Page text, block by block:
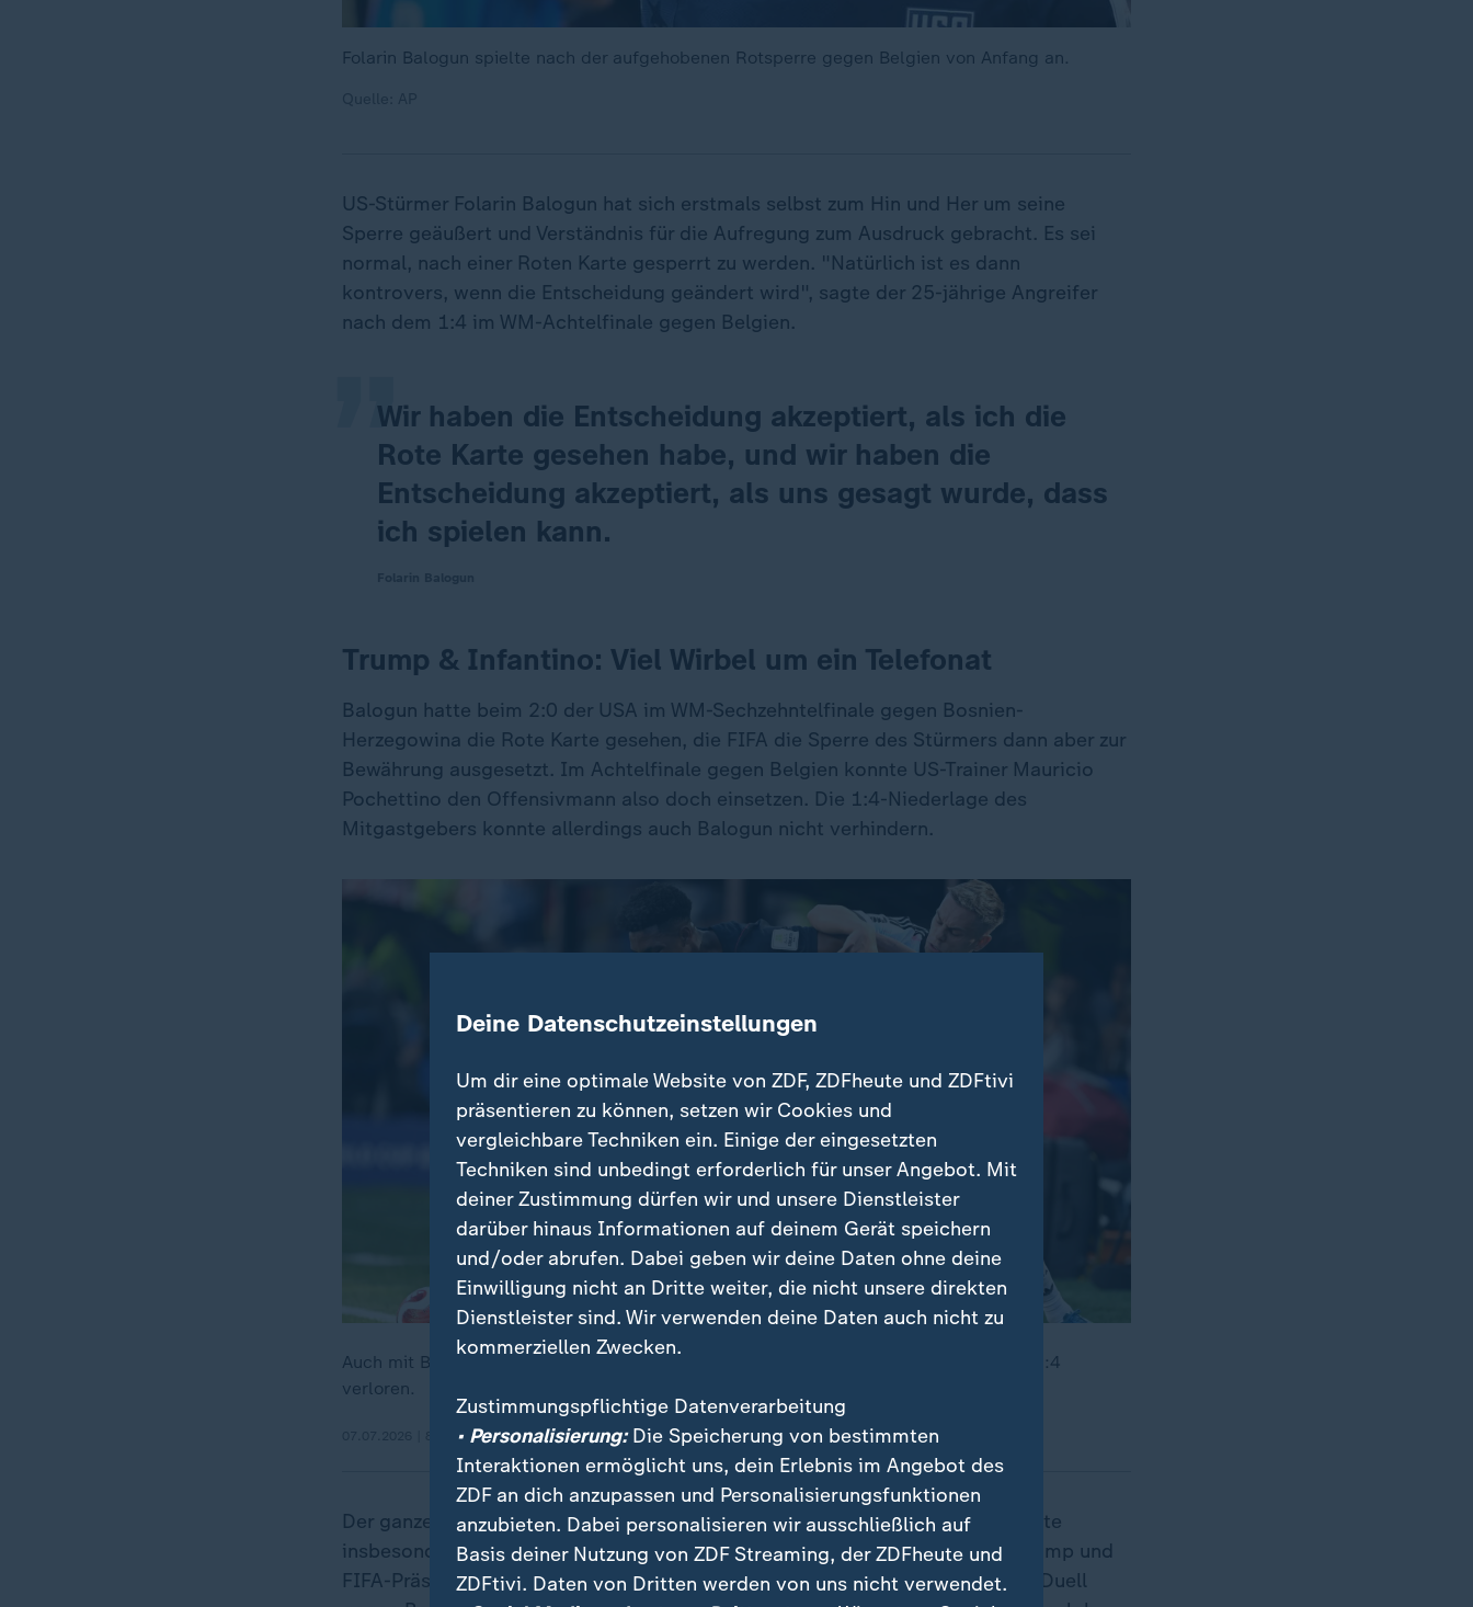
Folarin Balogun spielte nach der aufgehobenen Rotsperre gegen Belgien von Anfang an.
US-Stürmer Folarin Balogun hat sich erstmals selbst zum Hin und Her um seine
Sperre geäußert und Verständnis für die Aufregung zum Ausdruck gebracht. Es sei
normal, nach einer Roten Karte gesperrt zu werden. "Natürlich ist es dann
kontrovers, wenn die Entscheidung geändert wird", sagte der 25-jährige Angreifer
nach dem 1:4 im WM-Achtelfinale gegen Belgien.
Wir haben die Entscheidung akzeptiert, als ich die
Rote Karte gesehen habe, und wir haben die
Entscheidung akzeptiert, als uns gesagt wurde, dass
ich spielen kann.
„
Trump & Infantino: Viel Wirbel um ein Telefonat
Balogun hatte beim 2:0 der USA im WM-Sechzehntelfinale gegen Bosnien-
Herzegowina die Rote Karte gesehen, die FIFA die Sperre des Stürmers dann aber zur
Bewährung ausgesetzt. Im Achtelfinale gegen Belgien konnte US-Trainer Mauricio
Pochettino den Offensivmann also doch einsetzen. Die 1:4-Niederlage des
Mitgastgebers konnte allerdings auch Balogun nicht verhindern.
Auch mit Balogun in der Startelf haben die USA das Achtelfinale gegen Belgien mit 1:4
verloren.
07.07.2026 | 8:45 min
Der ganze Vorgang hatte für reichlich Wirbel gesorgt. Für harsche Kritik sorgte
insbesondere, dass es zuvor ein Telefonat zwischen US-Präsident Donald Trump und
FIFA-Präsident Gianni Infantino gegeben hatte. Balogun hatte sich vor dem Duell
Deine Datenschutzeinstellungen
Um dir eine optimale Website von ZDF, ZDFheute und ZDFtivi
präsentieren zu können, setzen wir Cookies und
vergleichbare Techniken ein. Einige der eingesetzten
Techniken sind unbedingt erforderlich für unser Angebot. Mit
deiner Zustimmung dürfen wir und unsere Dienstleister
darüber hinaus Informationen auf deinem Gerät speichern
und/oder abrufen. Dabei geben wir deine Daten ohne deine
Einwilligung nicht an Dritte weiter, die nicht unsere direkten
Dienstleister sind. Wir verwenden deine Daten auch nicht zu
kommerziellen Zwecken.
Zustimmungspflichtige Datenverarbeitung
• Personalisierung:Die Speicherung von bestimmten
Interaktionen ermöglicht uns, dein Erlebnis im Angebot des
ZDF an dich anzupassen und Personalisierungsfunktionen
anzubieten. Dabei personalisieren wir ausschließlich auf
Basis deiner Nutzung von ZDF Streaming, der ZDFheute und
ZDFtivi. Daten von Dritten werden von uns nicht verwendet.